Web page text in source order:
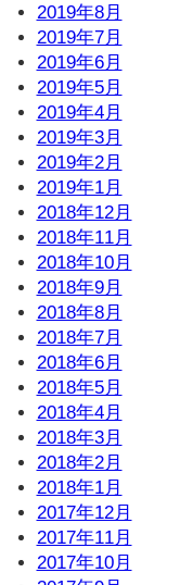
2019年8月
2019年7月
2019年6月
2019年5月
2019年4月
2019年3月
2019年2月
2019年1月
2018年12月
2018年11月
2018年10月
2018年9月
2018年8月
2018年7月
2018年6月
2018年5月
2018年4月
2018年3月
2018年2月
2018年1月
2017年12月
2017年11月
2017年10月